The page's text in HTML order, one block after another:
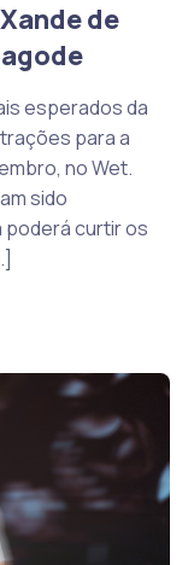
de
esperados da
para a
no Wet.
sido
curtir os